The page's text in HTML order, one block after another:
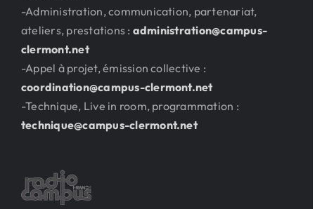
-Administration, communication, partenariat,
ateliers, prestations : administration@campus-
clermont.net
-Appel à projet, émission collective :
coordination@campus-clermont.net
-Technique, Live in room, programmation :
technique@campus-clermont.net